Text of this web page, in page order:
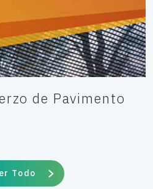
de Pavimento
Todo